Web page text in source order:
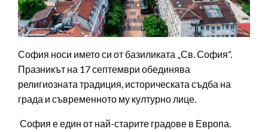
София носи името си от базиликата „Св. София“.
Празникът на 17 септември обединява
религиозната традиция, историческата съдба на
града и съвременното му културно лице.
София е един от най-старите градове в Европа.